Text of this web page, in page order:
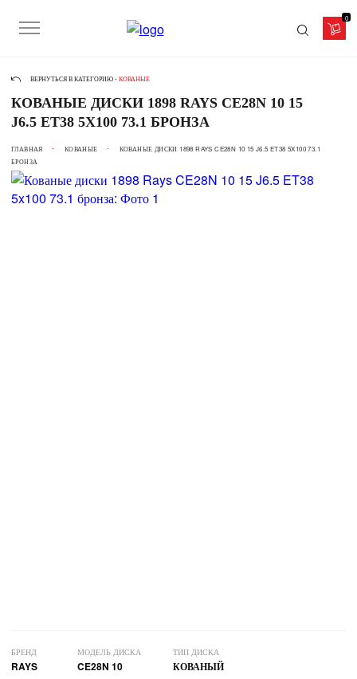
0
ВЕРНУТЬСЯ В КАТЕГОРИЮ - КОВАНЫЕ
КОВАНЫЕ ДИСКИ 1898 RAYS CE28N 10 15
J6.5 ET38 5X100 73.1 БРОНЗА
ГЛАВНАЯ КОВАНЫЕ
КОВАНЫЕ ДИСКИ 1898 RAYS CE28N 10 15 J6.5 ET38 5X100 73.1
БРОНЗА
БРЕНД
RAYS
МОДЕЛЬ ДИСКА
CE28N 10
ТИП ДИСКА
КОВАНЫЙ